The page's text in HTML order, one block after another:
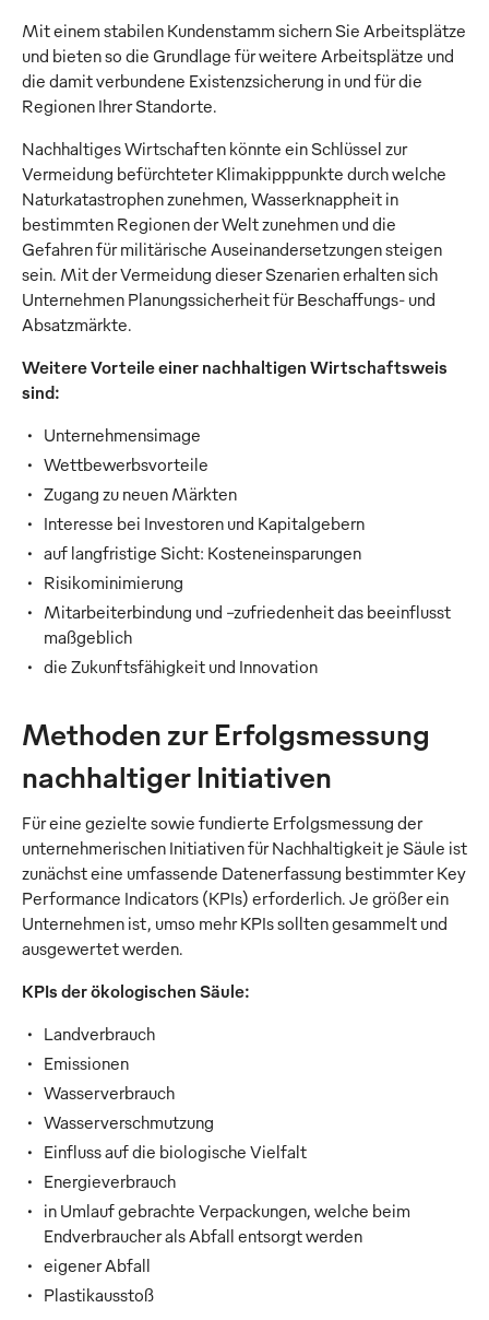
Mit einem stabilen Kundenstamm sichern Sie Arbeitsplätze
und bieten so die Grundlage für weitere Arbeitsplätze und
die damit verbundene Existenzsicherung in und für die
Regionen Ihrer Standorte.
Nachhaltiges Wirtschaften könnte ein Schlüssel zur
Vermeidung befürchteter Klimakipppunkte durch welche
Naturkatastrophen zunehmen, Wasserknappheit in
bestimmten Regionen der Welt zunehmen und die
Gefahren für militärische Auseinandersetzungen steigen
sein. Mit der Vermeidung dieser Szenarien erhalten sich
Unternehmen Planungssicherheit für Beschaffungs- und
Absatzmärkte.
Weitere Vorteile einer nachhaltigen Wirtschaftsweis
sind:
Unternehmensimage
Wettbewerbsvorteile
Zugang zu neuen Märkten
Interesse bei Investoren und Kapitalgebern
auf langfristige Sicht: Kosteneinsparungen
Risikominimierung
Mitarbeiterbindung und –zufriedenheit das beeinflusst
maßgeblich
die Zukunftsfähigkeit und Innovation
Methoden zur Erfolgsmessung
nachhaltiger Initiativen
Für eine gezielte sowie fundierte Erfolgsmessung der
unternehmerischen Initiativen für Nachhaltigkeit je Säule ist
zunächst eine umfassende Datenerfassung bestimmter Key
Performance Indicators (KPIs) erforderlich. Je größer ein
Unternehmen ist, umso mehr KPIs sollten gesammelt und
ausgewertet werden.
KPIs der ökologischen Säule:
Landverbrauch
Emissionen
Wasserverbrauch
Wasserverschmutzung
Einfluss auf die biologische Vielfalt
Energieverbrauch
in Umlauf gebrachte Verpackungen, welche beim
Endverbraucher als Abfall entsorgt werden
eigener Abfall
Plastikausstoß